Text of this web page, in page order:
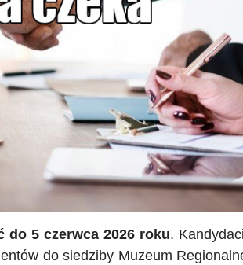
do 5 czerwca 2026 roku.
do siedziby Muzeum